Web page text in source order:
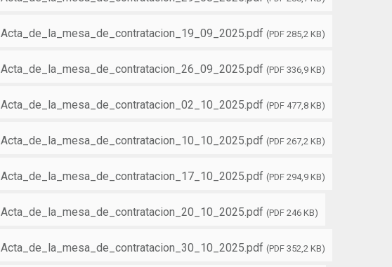
Acta_de_la_mesa_de_contratacion_19_09_2025.pdf (PDF 285,2 KB)
Acta_de_la_mesa_de_contratacion_26_09_2025.pdf (PDF 336,9 KB)
Acta_de_la_mesa_de_contratacion_02_10_2025.pdf (PDF 477,8 KB)
Acta_de_la_mesa_de_contratacion_10_10_2025.pdf (PDF 267,2 KB)
Acta_de_la_mesa_de_contratacion_17_10_2025.pdf (PDF 294,9 KB)
Acta_de_la_mesa_de_contratacion_20_10_2025.pdf (PDF 246 KB)
Acta_de_la_mesa_de_contratacion_30_10_2025.pdf (PDF 352,2 KB)